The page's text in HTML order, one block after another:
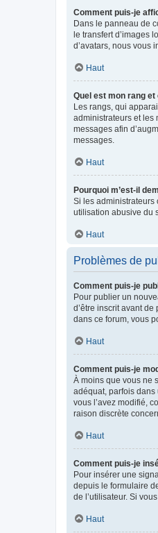
Comment puis-je
Dans le panneau de
le transfert d’images
d’avatars, nous vous
Haut
Quel est mon rang
Les rangs, qui
administrateurs et les
messages afin
messages.
Haut
Pourquoi m’est-il
Si les administrateurs
utilisation abusive du
Haut
Problèmes de
Comment puis-je
Pour publier un
d’être inscrit avant
dans ce forum, vous
Haut
Comment puis-je
À moins que vous ne
adéquat, parfois dans
vous l’avez modifié,
raison discrète
Haut
Comment puis-je
Pour insérer une
depuis le formulaire
de l’utilisateur. Si
Haut